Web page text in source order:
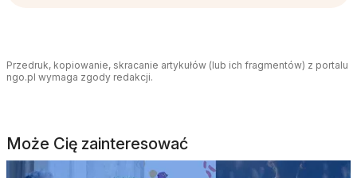
Przedruk, kopiowanie, skracanie artykułów (lub ich fragmentów) z portalu
ngo.pl wymaga zgody redakcji.
Może Cię zainteresować